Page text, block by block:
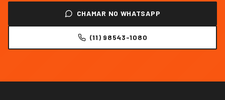
CHAMAR NO WHATSAPP
(11) 98543-1080